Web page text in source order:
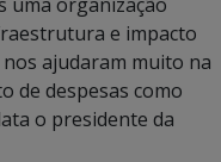
e impacto
ajudaram muito na
de despesas como
o presidente da